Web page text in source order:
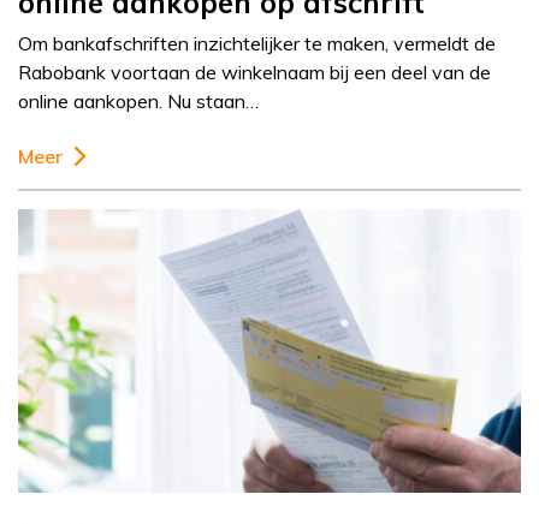
Om bankafschriften inzichtelijker te maken, vermeldt de
Rabobank voortaan de winkelnaam bij een deel van de
online aankopen. Nu staan…
Meer